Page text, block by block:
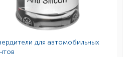
для автомобильных